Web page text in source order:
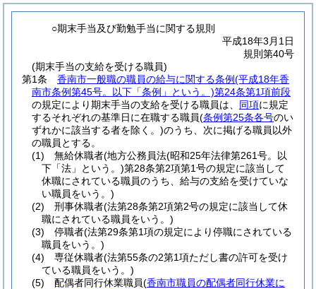
○期末手当及び勤勉手当に関する規則
平成18年3月1日
規則第40号
(期末手当の支給を受ける職員)
第1条
香南市一般職の職員の給与に関する条例(平成18年香
南市条例第45号。以下「条例」という。)第24条第1項前段
の規定により期末手当の支給を受ける職員は、 同項に規定
するそれぞれの基準日に在職する職員(条例第25条各号のい
ずれかに該当する者を除く。)のうち、次に掲げる職員以外
の職員とする。
(1)
無給休職者(地方公務員法(昭和25年法律第261号。以
下「法」という。)第28条第2項第1号の規定に該当して
休職にされている職員のうち、給与の支給を受けていな
い職員をいう。)
(2)
刑事休職者(法第28条第2項第2号の規定に該当して休
職にされている職員をいう。)
(3)
停職者(法第29条第1項の規定により停職にされている
職員をいう。)
(4)
専従休職者(法第55条の2第1項ただし書の許可を受け
ている職員をいう。)
(5)
配偶者同行休業職員(香南市職員の配偶者同行休業に